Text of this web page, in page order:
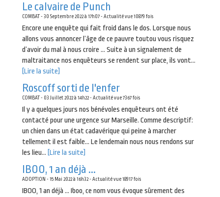
Le calvaire de Punch
COMBAT - 30 Septembre 2022 à 17h07 - Actualité vue 10879 fois
Encore une enquête qui fait froid dans le dos. Lorsque nous
allons vous annoncer l’âge de ce pauvre toutou vous risquez
d’avoir du mal à nous croire … Suite à un signalement de
maltraitance nos enquêteurs se rendent sur place, ils vont...
[Lire la suite]
Roscoff sorti de l'enfer
COMBAT - 03 Juillet 2022 à 14h22 - Actualité vue 7367 fois
Il y a quelques jours nos bénévoles enquêteurs ont été
contacté pour une urgence sur Marseille. Comme descriptif:
un chien dans un état cadavérique qui peine à marcher
tellement il est faible… Le lendemain nous nous rendons sur
les lieu... [Lire la suite]
IBOO, 1 an déjà ...
ADOPTION - 15 Mai 2022 à 16h32 - Actualité vue 18917 fois
IBOO, 1 an déjà … Iboo, ce nom vous évoque sûrement des